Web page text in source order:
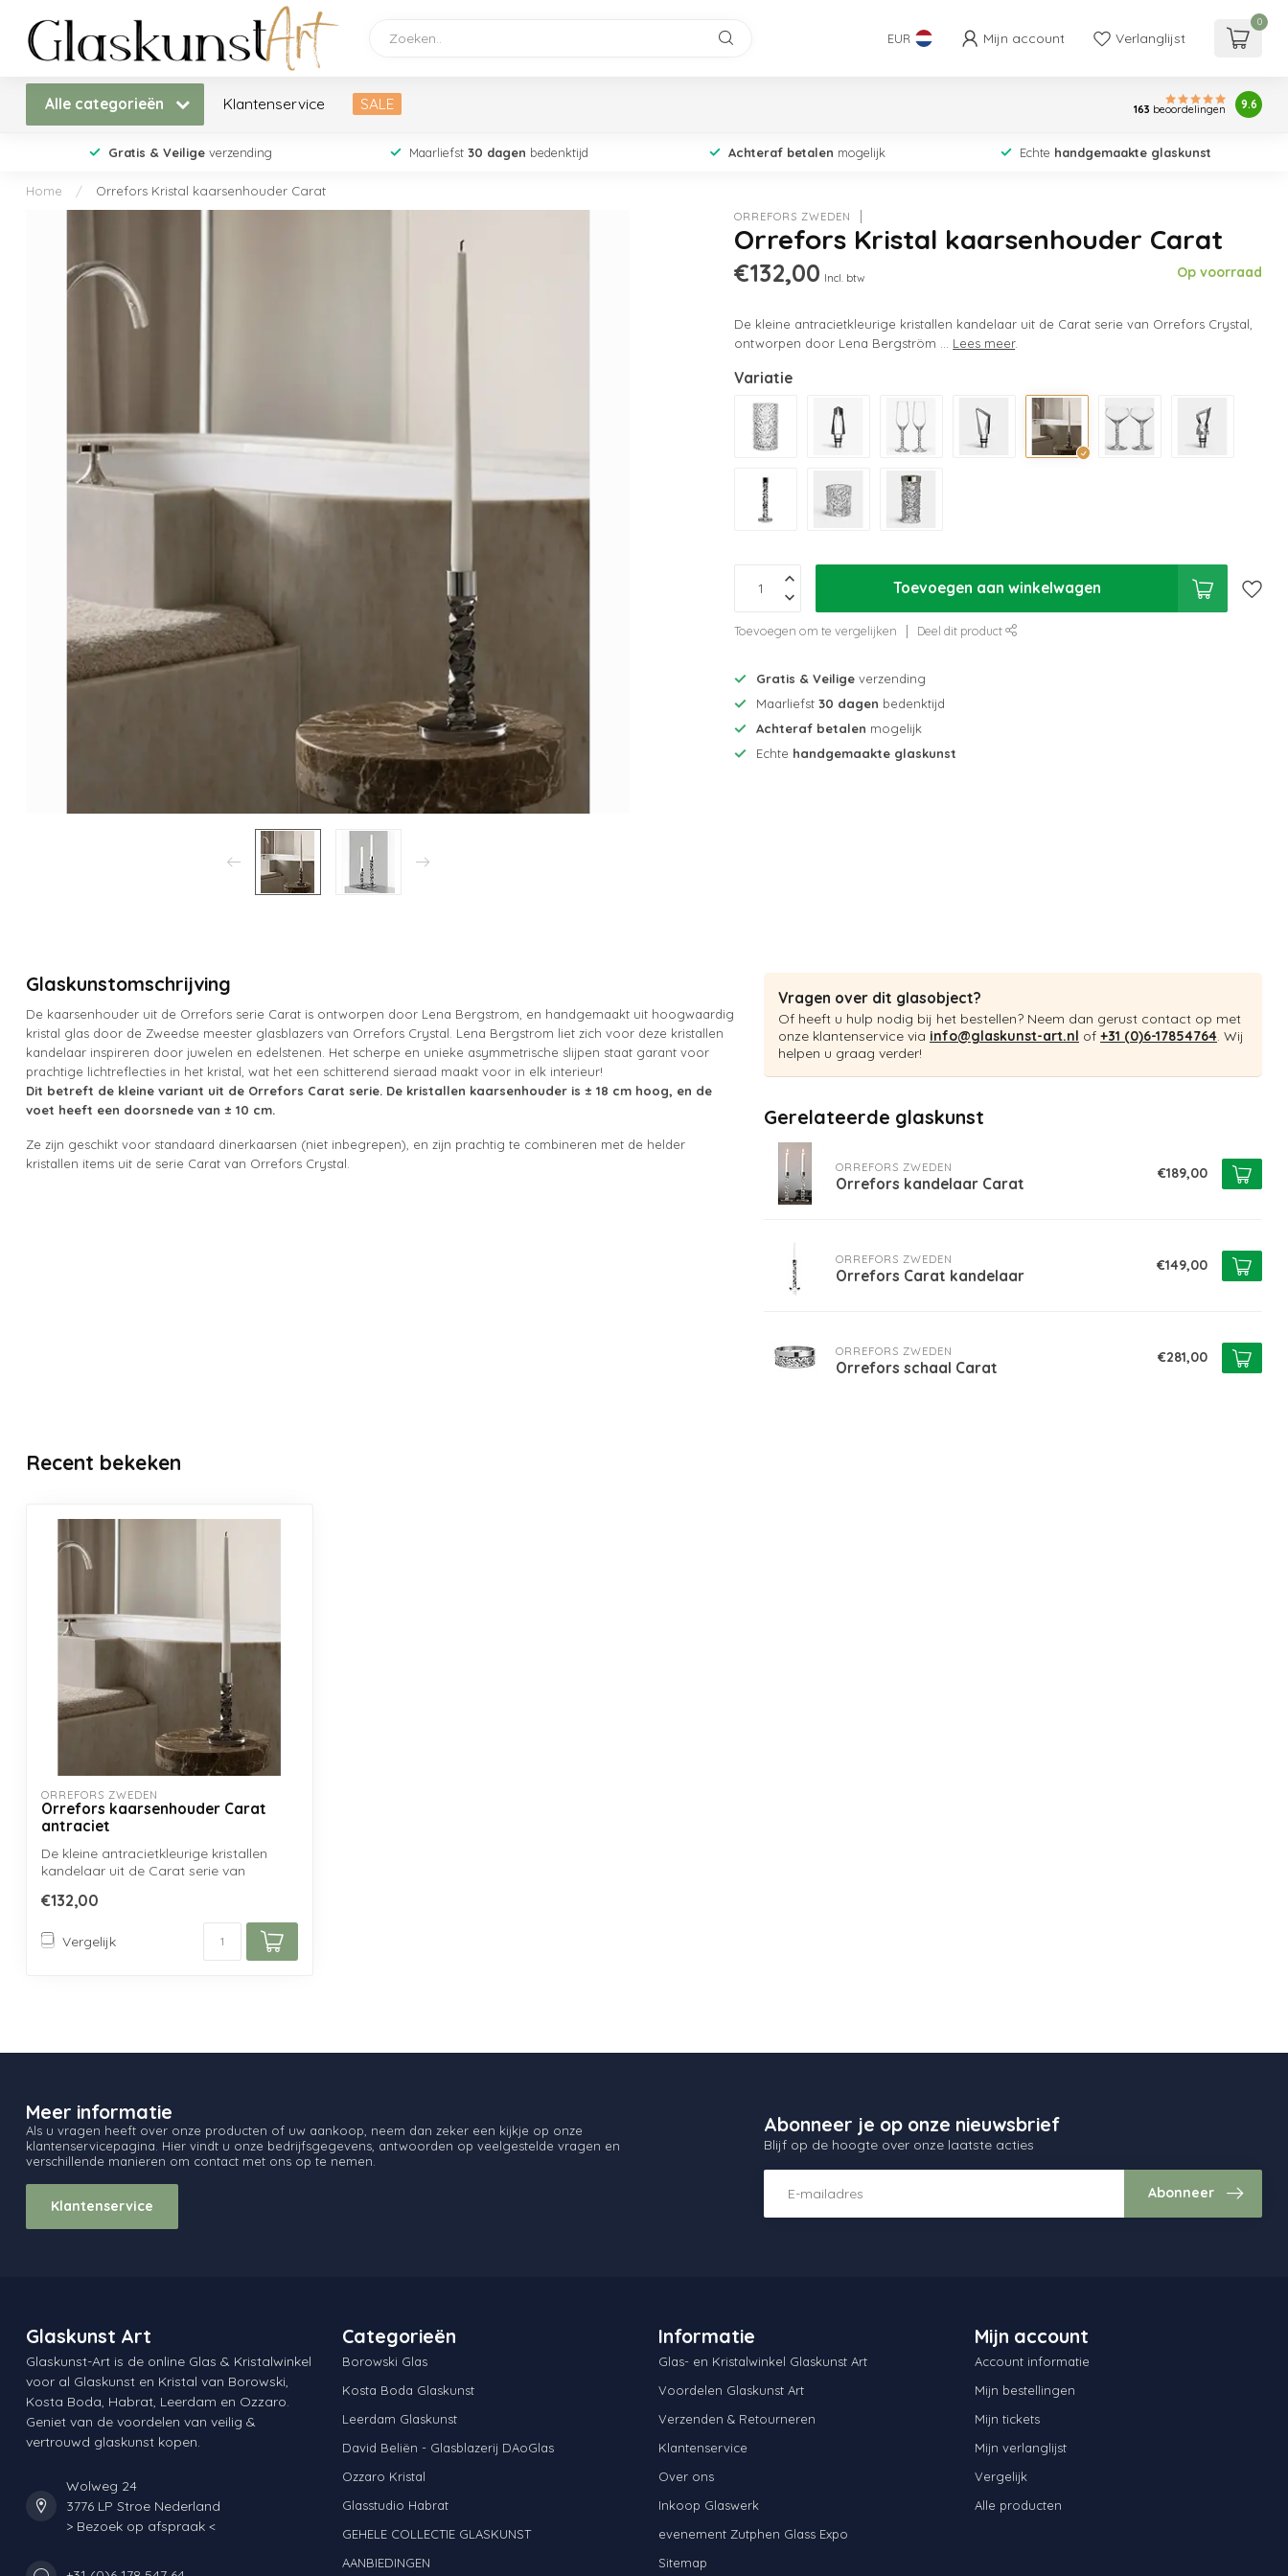
EUR Mijn account Verlanglijst
0
Alle categorieën Klantenservice SALE 163 beoordelingen 9.6
Gratis & Veiligeverzending Maarliefst 30 dagen bedenktijd Achteraf betalen mogelijk Echte handgemaakte glaskunst
Home / Orrefors Kristal kaarsenhouder Carat
ORREFORS ZWEDEN
Orrefors Kristal kaarsenhouder Carat
€132,00 Incl. btw Op voorraad
De kleine antracietkleurige kristallen kandelaar uit de Carat serie van Orrefors Crystal,
ontworpen door Lena Bergström ... Lees meer.
Variatie
Toevoegen aan winkelwagen
Toevoegen om te vergelijken Deel dit product
Gratis & Veilige verzending
Maarliefst30 dagen bedenktijd
Achteraf betalen mogelijk
Echte handgemaakte glaskunst
Glaskunstomschrijving
De kaarsenhouder uit de Orrefors serie Carat is ontworpen door Lena Bergstrom, en handgemaakt uit hoogwaardig
kristal glas door de Zweedse meester glasblazers van Orrefors Crystal. Lena Bergstrom liet zich voor deze kristallen
kandelaar inspireren door juwelen en edelstenen. Het scherpe en unieke asymmetrische slijpen staat garant voor
prachtige lichtreflecties in het kristal, wat het een schitterend sieraad maakt voor in elk interieur!
Dit betreft de kleine variant uit de Orrefors Carat serie. De kristallen kaarsenhouder is ± 18 cm hoog, en de
voet heeft een doorsnede van ± 10 cm.
Ze zijn geschikt voor standaard dinerkaarsen (niet inbegrepen), en zijn prachtig te combineren met de helder
kristallen items uit de serie Carat van Orrefors Crystal.
Vragen over dit glasobject?
Of heeft u hulp nodig bij het bestellen? Neem dan gerust contact op met
onze klantenservice via info@glaskunst-art.nl of +31 (0)6-17854764. Wij
helpen u graag verder!
Gerelateerde glaskunst
ORREFORS ZWEDEN
Orrefors kandelaar Carat
€189,00
ORREFORS ZWEDEN
Orrefors Carat kandelaar
€149,00
ORREFORS ZWEDEN
Orrefors schaal Carat
€281,00
Recent bekeken
ORREFORS ZWEDEN
Orrefors kaarsenhouder Carat
antraciet
De kleine antracietkleurige kristallen
kandelaar uit de Carat serie van
€132,00
Vergelijk
Meer informatie
Als u vragen heeft over onze producten of uw aankoop, neem dan zeker een kijkje op onze
klantenservicepagina. Hier vindt u onze bedrijfsgegevens, antwoorden op veelgestelde vragen en
verschillende manieren om contact met ons op te nemen.
Klantenservice
Abonneer je op onze nieuwsbrief
Blijf op de hoogte over onze laatste acties
Abonneer
Glaskunst Art
Glaskunst-Art is de online Glas & Kristalwinkel
voor al Glaskunst en Kristal van Borowski,
Kosta Boda, Habrat, Leerdam en Ozzaro.
Geniet van de voordelen van veilig &
vertrouwd glaskunst kopen.
Wolweg 24
3776 LP Stroe Nederland
> Bezoek op afspraak <
Categorieën
Borowski Glas
Kosta Boda Glaskunst
Leerdam Glaskunst
David Beliën - Glasblazerij DAoGlas
Ozzaro Kristal
Glasstudio Habrat
GEHELE COLLECTIE GLASKUNST
AANBIEDINGEN
Informatie
Glas- en Kristalwinkel Glaskunst Art
Voordelen Glaskunst Art
Verzenden & Retourneren
Klantenservice
Over ons
Inkoop Glaswerk
evenement Zutphen Glass Expo
Sitemap
Mijn account
Account informatie
Mijn bestellingen
Mijn tickets
Mijn verlanglijst
Vergelijk
Alle producten